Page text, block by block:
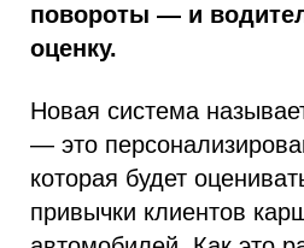
повороты — и
оценку.
Новая система
— это
которая будет
привычки клиентов